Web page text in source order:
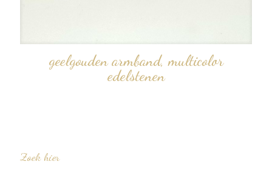
geelgouden armband, multicolor
edelstenen
Zoek hier